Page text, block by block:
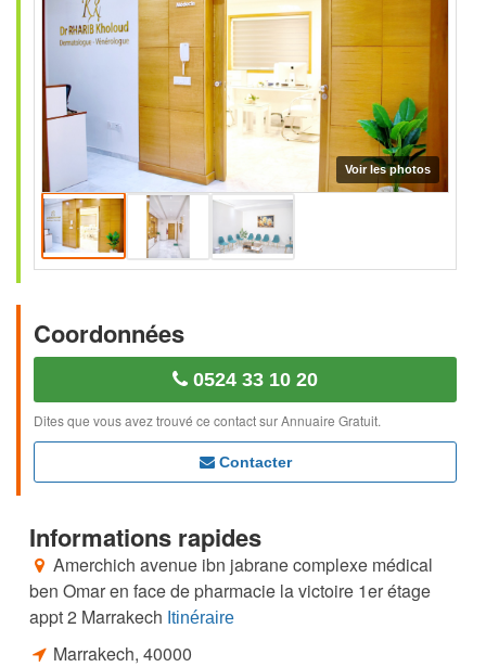
Coordonnées
0524 33 10 20
Dites que vous avez trouvé ce contact sur Annuaire Gratuit.
Contacter
Informations rapides
Amerchich avenue ibn jabrane complexe médical
ben Omar en face de pharmacie la victoire 1er étage
appt 2 Marrakech Itinéraire
Marrakech, 40000